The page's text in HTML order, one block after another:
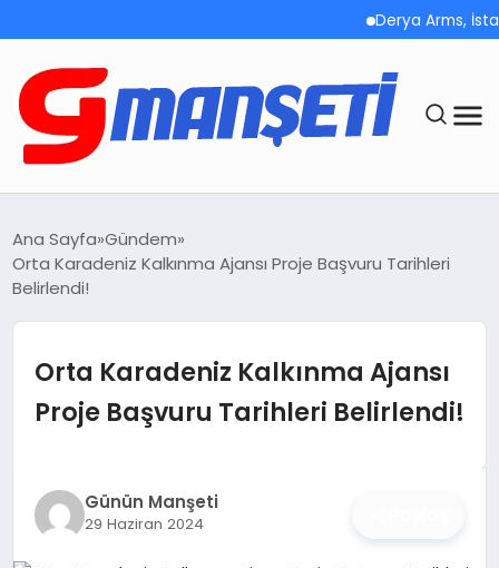
Derya Arms,
DEMOLAR
İŞ DÜNYASI
Ana Sayfa Gündem
Orta Karadeniz Kalkınma Ajansı Proje Başvuru Tarihleri
Belirlendi!
Orta Karadeniz Kalkınma Ajansı
Proje Başvuru Tarihleri Belirlendi!
Günün Manşeti
29 Haziran 2024